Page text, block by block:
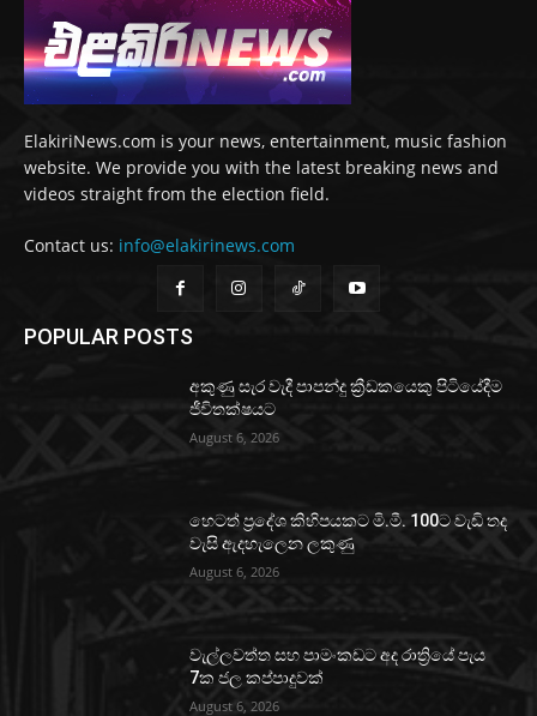
ElakiriNews.com is your news, entertainment, music fashion
website. We provide you with the latest breaking news and
videos straight from the election field.
Contact us: info@elakirinews.com
POPULAR POSTS
අකුණු සැර වැදී පාපන්දු ක්‍රීඩකයෙකු පිටියේදීම
ජීවිතක්ෂයට
August 6, 2026
හෙටත් ප්‍රදේශ කිහිපයකට මි.මී. 100ට වැඩි තද
වැසි ඇදහැලෙන ලකුණු
August 6, 2026
වැල්ලවත්ත සහ පාමංකඩට අද රාත්‍රියේ පැය
7ක ජල කප්පාදුවක්
August 6, 2026